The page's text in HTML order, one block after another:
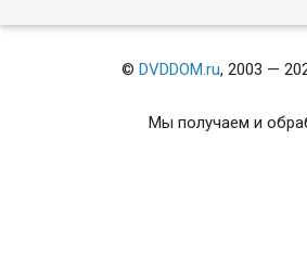
©DVDDOM.ru, 2003 —
Мы получаем и